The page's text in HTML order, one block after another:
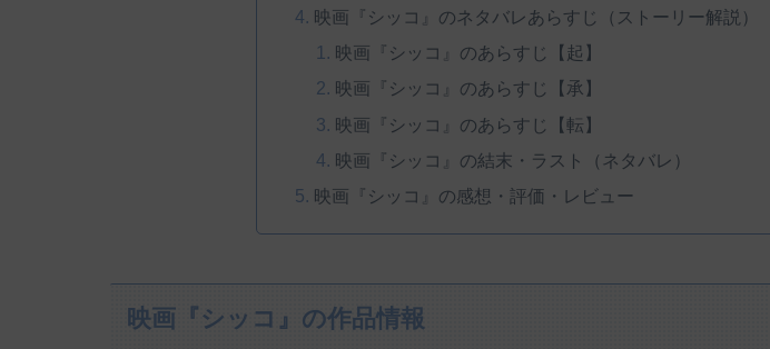
映画『シッコ』のネタバレあらすじ（ストーリー解説）
映画『シッコ』のあらすじ【起】
映画『シッコ』のあらすじ【承】
映画『シッコ』のあらすじ【転】
映画『シッコ』の結末・ラスト（ネタバレ）
映画『シッコ』の感想・評価・レビュー
映画『シッコ』の作品情報